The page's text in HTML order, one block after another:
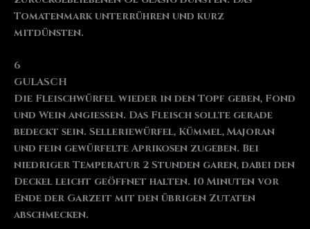
Tomatenmark unterrühren und kurz
mitdünsten.
6
GULASCH
Die Fleischwürfel wieder in den Topf geben, Fond
und Wein angießen. Das Fleisch sollte gerade
bedeckt sein. Selleriewürfel, Kümmel, Majoran
und fein gewürfelte Aprikosen zugeben. Bei
niedriger Temperatur 2 Stunden garen, dabei den
Deckel leicht geöffnet halten. 10 Minuten vor
Ende der Garzeit mit den übrigen Zutaten
abschmecken.